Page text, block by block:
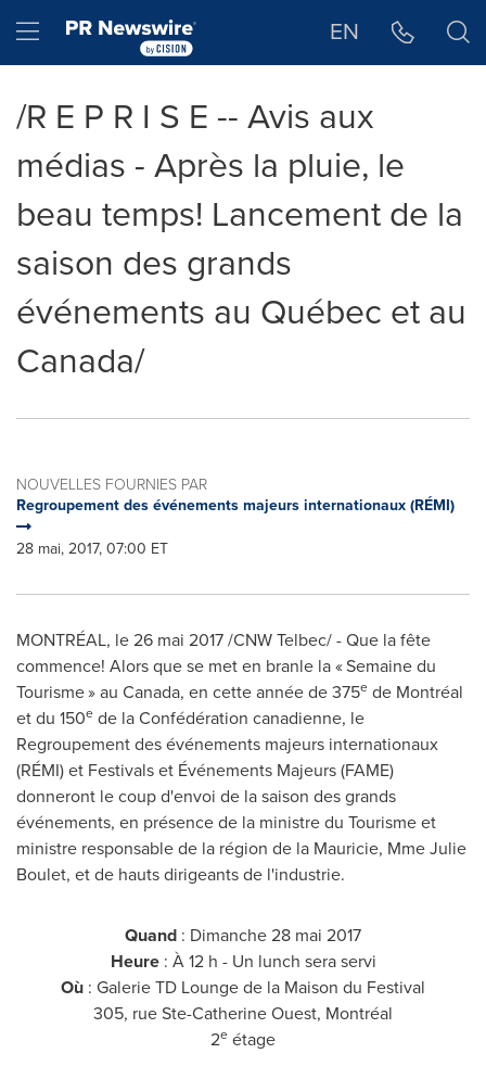
Hamburger menu EN
/R E P R I S E -- Avis aux
médias - Après la pluie, le
beau temps! Lancement de la
saison des grands
événements au Québec et au
Canada/
NOUVELLES FOURNIES PAR
Regroupement des événements majeurs internationaux (RÉMI)
28 mai, 2017, 07:00 ET
MONTRÉAL, le 26 mai 2017 /CNW Telbec/ - Que la fête
commence! Alors que se met en branle la « Semaine du
Tourisme » au Canada, en cette année de 375e de Montréal
et du 150e de la Confédération canadienne, le
Regroupement des événements majeurs internationaux
(RÉMI) et Festivals et Événements Majeurs (FAME)
donneront le coup d'envoi de la saison des grands
événements, en présence de la ministre du Tourisme et
ministre responsable de la région de la Mauricie, Mme Julie
Boulet, et de hauts dirigeants de l'industrie.
Quand : Dimanche 28 mai 2017
Heure : À 12 h - Un lunch sera servi
Où : Galerie TD Lounge de la Maison du Festival
305, rue Ste-Catherine Ouest, Montréal
2e étage